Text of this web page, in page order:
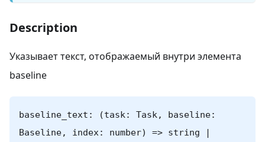
Description
Указывает текст, отображаемый внутри элемента
baseline
baseline_text: (task: Task, baseline:
Baseline, index: number) => string |